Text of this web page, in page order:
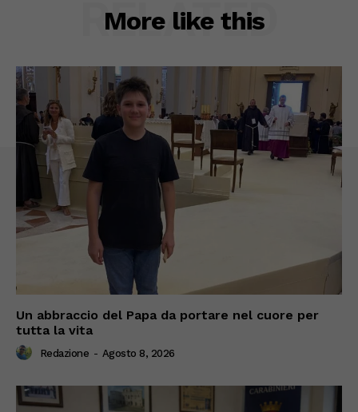
More like this
RELATED
Un abbraccio del Papa da portare nel cuore per
tutta la vita
Redazione - Agosto 8, 2026